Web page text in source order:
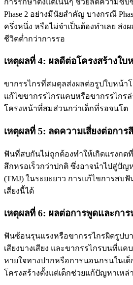
Phase 2 อย่างมีนัยสำคัญ บางกรณี
ครึ่งหนึ่ง หรือไม่จำเป็นต้องทำเลย ส่ง
ชีวิตต่ำกว่าการรอ
เหตุผลที่ 4: ผลดีต่อโครงสร้างใบ
ขากรรไกรที่สมดุลส่งผลต่อรูปใบหน้าโ
แก้ไขขากรรไกรแคบหรือขากรรไกร
โครงหน้าที่สมส่วนกว่าเด็กที่รอจนโต
เหตุผลที่ 5: ลดความเสี่ยงต่อกา
ฟันที่สบกันไม่ถูกต้องทำให้เกิดแรงกด
สึกหรอเร็วกว่าปกติ ซึ่งอาจนำไปสู่ปัญ
(TMJ) ในระยะยาว การแก้ไขการสบ
เสี่ยงนี้ได้
เหตุผลที่ 6: ผลต่อการพูดและการ
ฟันซ้อนรุนแรงหรือขากรรไกรผิดรูปบ
เสียงบางเสียง และขากรรไกรบนที่แค
หายใจทางปากหรือการนอนกรนในเด็
โครงสร้างตั้งแต่เด็กช่วยแก้ปัญหาเหล่